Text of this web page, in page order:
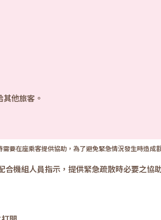
他旅客。
在座乘客提供協助，為了避免緊急情況發生時造成
機組人員指示，提供緊急疏散時必要之協